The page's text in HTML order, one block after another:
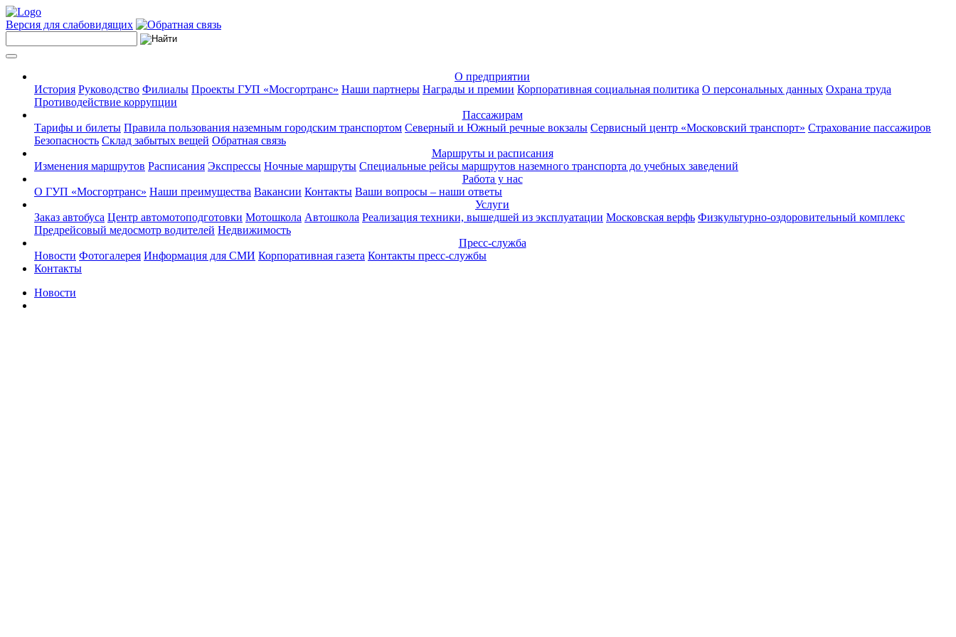
Версия для слабовидящих
О предприятии
История Руководство Филиалы Проекты ГУП «Мосгортранс» Наши партнеры Награды и премии Корпоративная социальная политика О персональных данных Охрана труда
Противодействие коррупции
Пассажирам
Тарифы и билеты Правила пользования наземным городским транспортом Северный и Южный речные вокзалы Сервисный центр «Московский транспорт» Страхование пассажиров
Безопасность Склад забытых вещей Обратная связь
Маршруты и расписания
Изменения маршрутов Расписания Экспрессы Ночные маршруты Специальные рейсы маршрутов наземного транспорта до учебных заведений
Работа у нас
О ГУП «Мосгортранс» Наши преимущества Вакансии Контакты Ваши вопросы – наши ответы
Услуги
Заказ автобуса Центр автомотоподготовки Мотошкола Автошкола Реализация техники, вышедшей из эксплуатации Московская верфь Физкультурно-оздоровительный комплекс
Предрейсовый медосмотр водителей Недвижимость
Пресс-служба
Новости Фотогалерея Информация для СМИ Корпоративная газета Контакты пресс-службы
Контакты
Новости